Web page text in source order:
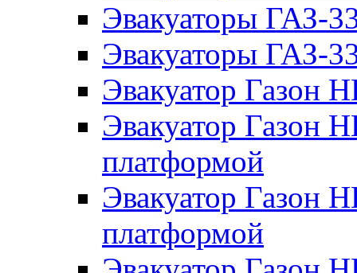
Эвакуаторы ГАЗ-
Эвакуаторы ГАЗ-
Эвакуатор Газон
Эвакуатор Газон
платформой
Эвакуатор Газон
платформой